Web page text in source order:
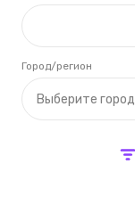
Выберите город
Город/регион